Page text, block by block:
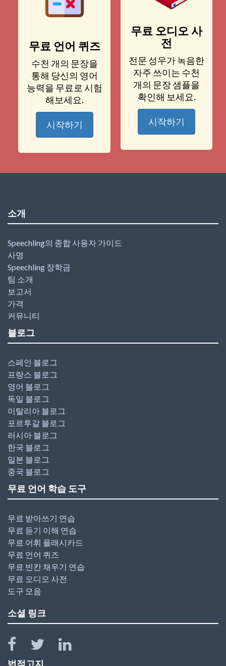
무료 언어 퀴즈
수천 개의 문장을
통해 당신의 영어
능력을 무료로 시험
해보세요.
시작하기
무료 오디오 사
전
전문 성우가 녹음한
자주 쓰이는 수천
개의 문장 샘플을
확인해 보세요.
시작하기
소개
Speechling의 종합 사용자 가이드
사명
Speechling 장학금
팀 소개
보고서
가격
커뮤니티
블로그
스페인 블로그
프랑스 블로그
영어 블로그
독일 블로그
이탈리아 블로그
포르투갈 블로그
러시아 블로그
한국 블로그
일본 블로그
중국 블로그
무료 언어 학습 도구
무료 받아쓰기 연습
무료 듣기 이해 연습
무료 어휘 플래시카드
무료 언어 퀴즈
무료 빈칸 채우기 연습
무료 오디오 사전
도구 모음
소셜 링크
법적고지